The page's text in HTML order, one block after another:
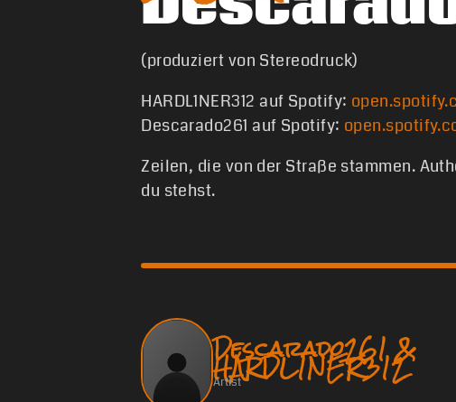
(produziert von Stereodruck)
HARDL1NER312 auf Spotify:
Descarado261 auf Spotify:
Zeilen, die von der Straße stammen.
du stehst.
Descarado261 &
HARDL1NER312
Artist